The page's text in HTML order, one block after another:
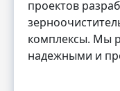
проектов
комплексы. Мы
надежными и